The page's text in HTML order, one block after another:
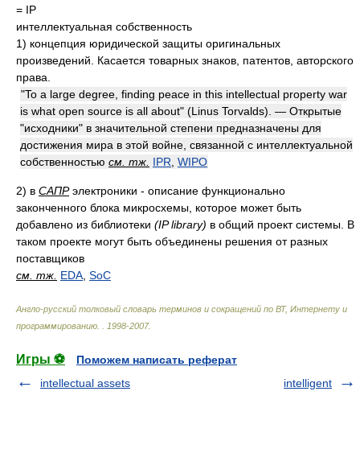
= IP
интеллектуальная собственность
1) концепция юридической защиты оригинальных
произведений. Касается товарных знаков, патентов, авторского
права.
"To a large degree, finding peace in this intellectual property war
is what open source is all about" (Linus Torvalds). — Открытые
"исходники" в значительной степени предназначены для
достижения мира в этой войне, связанной с интеллектуальной
собственностью см. тж. IPR WIPO
2) в САПРэлектроники - описание функционально
законченного блока микросхемы, которое может быть
добавлено из библиотеки (IP library) в общий проект системы. В
таком проекте могут быть объединены решения от разных
поставщиков
см. тж. EDA SoC
Англо-русский толковый словарь терминов и сокращений по ВТ, Интернету и
программированию.
1998-2007.
Игры ⚽
Поможем написать реферат
intellectual assets
intelligent